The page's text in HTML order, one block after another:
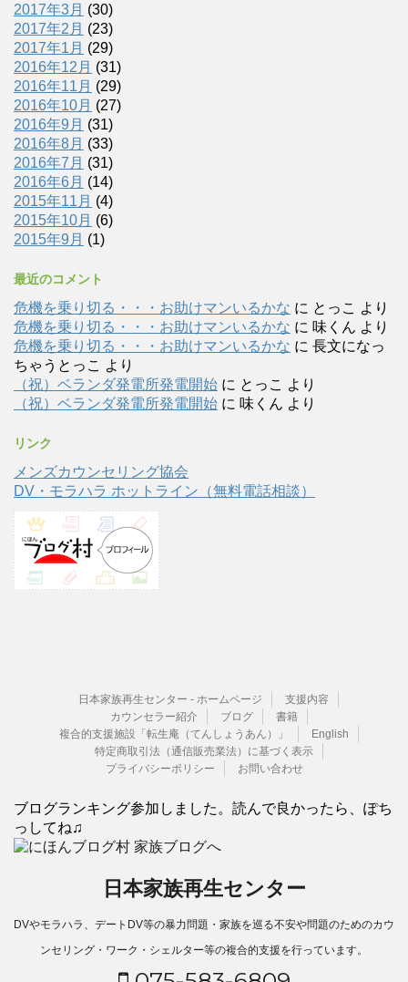
2017年3月 (30)
2017年2月 (23)
2017年1月 (29)
2016年12月 (31)
2016年11月 (29)
2016年10月 (27)
2016年9月 (31)
2016年8月 (33)
2016年7月 (31)
2016年6月 (14)
2015年11月 (4)
2015年10月 (6)
2015年9月 (1)
最近のコメント
危機を乗り切る・・・お助けマンいるかな に とっこ より
危機を乗り切る・・・お助けマンいるかな に 味くん より
危機を乗り切る・・・お助けマンいるかな に 長文になっ
ちゃうとっこ より
（祝）ベランダ発電所発電開始 に とっこ より
（祝）ベランダ発電所発電開始 に 味くん より
リンク
メンズカウンセリング協会
DV・モラハラ ホットライン（無料電話相談）
日本家族再生センター - ホームページ
支援内容
カウンセラー紹介
ブログ
書籍
複合的支援施設「転生庵（てんしょうあん）」
English
特定商取引法（通信販売業法）に基づく表示
プライバシーポリシー
お問い合わせ
ブログランキング参加しました。読んで良かったら、ぽち
っしてね♫
日本家族再生センター
DVやモラハラ、デートDV等の暴力問題・家族を巡る不安や問題のためのカウ
ンセリング・ワーク・シェルター等の複合的支援を行っています。